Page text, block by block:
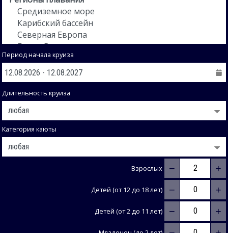
Период начала круиза
Длительность круиза
Категория каюты
Взрослых − +
Детей (от 12 до 18 лет) − +
Детей (от 2 до 11 лет) − +